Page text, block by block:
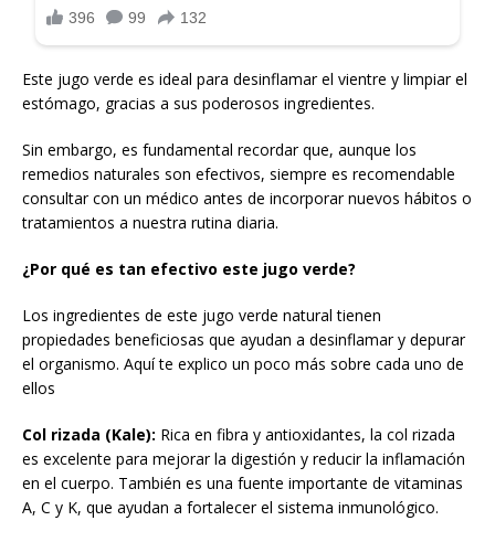
Este jugo verde es ideal para desinflamar el vientre y limpiar el
estómago, gracias a sus poderosos ingredientes.
Sin embargo, es fundamental recordar que, aunque los
remedios naturales son efectivos, siempre es recomendable
consultar con un médico antes de incorporar nuevos hábitos o
tratamientos a nuestra rutina diaria.
¿Por qué es tan efectivo este jugo verde?
Los ingredientes de este jugo verde natural tienen
propiedades beneficiosas que ayudan a desinflamar y depurar
el organismo. Aquí te explico un poco más sobre cada uno de
ellos
Col rizada (Kale): Rica en fibra y antioxidantes, la col rizada
es excelente para mejorar la digestión y reducir la inflamación
en el cuerpo. También es una fuente importante de vitaminas
A, C y K, que ayudan a fortalecer el sistema inmunológico.